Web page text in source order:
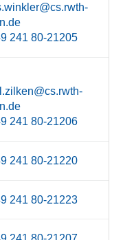
241 80-21205
241 80-21206
241 80-21220
241 80-21223